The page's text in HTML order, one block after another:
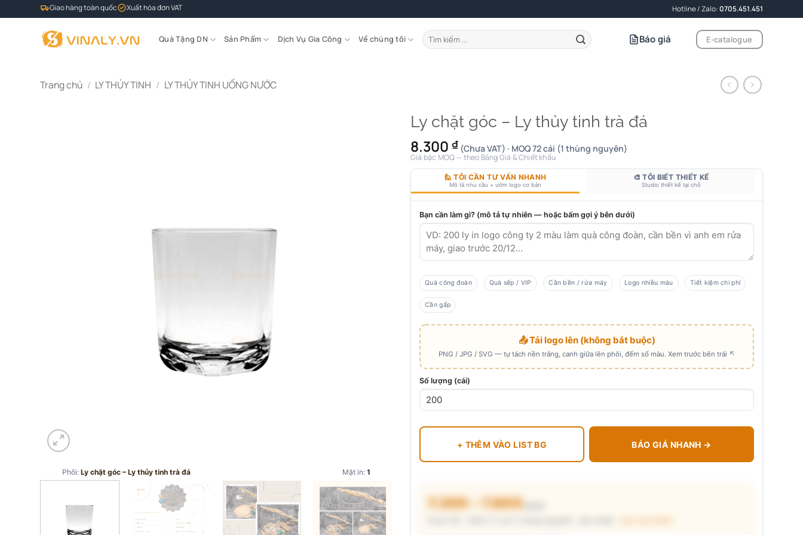
qua
Giao hàng toàn quốc Xuất hóa đơn VAT Hotline / Zalo:0705.451.451
Quà Tặng DN Sản Phẩm Dịch Vụ Gia Công Về chúng tôi
Tìm
kiếm:
Báo giá E-catalogue
Trang chủ / LY THỦY TINH / LY THỦY TINH UỐNG NƯỚC
Phôi: Ly chặt góc – Ly thủy tinh trà đá Mặt in: 1
Ly chặt góc – Ly thủy tinh trà đá
8.300 ₫ (Chưa VAT) · MOQ 72 cái (1 thùng nguyên)
Giá bậc MOQ — theo Bảng Giá & Chiết khấu
🙋 TÔI CẦN TƯ VẤN NHANH
Mô tả nhu cầu + ướm logo cơ bản
🎨 TÔI BIẾT THIẾT KẾ
Studio thiết kế tại chỗ
Bạn cần làm gì? (mô tả tự nhiên — hoặc bấm gợi ý bên dưới)
Quà công đoàn Quà sếp / VIP Cần bền / rửa máy Logo nhiều màu Tiết kiệm chi phí
Cần gấp
📤 Tải logo lên (không bắt buộc)
PNG / JPG / SVG — tự tách nền trắng, canh giữa lên phôi, đếm số màu. Xem trước bên trái ↖
Số lượng (cái)
+ THÊM VÀO LIST BG BÁO GIÁ NHANH →
7.200 – 7.800